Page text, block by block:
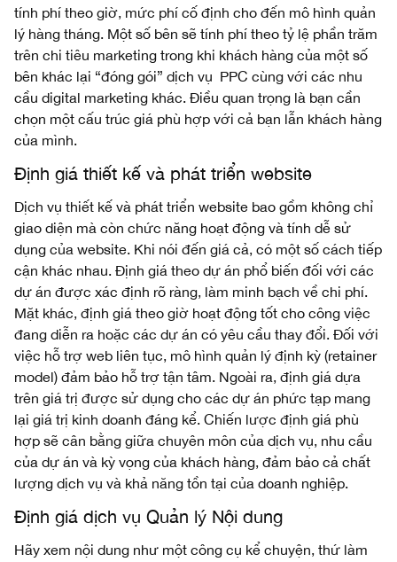
tính phí theo giờ, mức phí cố định cho đến mô hình quản
lý hàng tháng. Một số bên sẽ tính phí theo tỷ lệ phần trăm
trên chi tiêu marketing trong khi khách hàng của một số
bên khác lại “đóng gói” dịch vụ PPC cùng với các nhu
cầu digital marketing khác. Điều quan trọng là bạn cần
chọn một cấu trúc giá phù hợp với cả bạn lẫn khách hàng
của mình.
Định giá thiết kế và phát triển website
Dịch vụ thiết kế và phát triển website bao gồm không chỉ
giao diện mà còn chức năng hoạt động và tính dễ sử
dụng của website. Khi nói đến giá cả, có một số cách tiếp
cận khác nhau. Định giá theo dự án phổ biến đối với các
dự án được xác định rõ ràng, làm minh bạch về chi phí.
Mặt khác, định giá theo giờ hoạt động tốt cho công việc
đang diễn ra hoặc các dự án có yêu cầu thay đổi. Đối với
việc hỗ trợ web liên tục, mô hình quản lý định kỳ (retainer
model) đảm bảo hỗ trợ tận tâm. Ngoài ra, định giá dựa
trên giá trị được sử dụng cho các dự án phức tạp mang
lại giá trị kinh doanh đáng kể. Chiến lược định giá phù
hợp sẽ cân bằng giữa chuyên môn của dịch vụ, nhu cầu
của dự án và kỳ vọng của khách hàng, đảm bảo cả chất
lượng dịch vụ và khả năng tồn tại của doanh nghiệp.
Định giá dịch vụ Quản lý Nội dung
Hãy xem nội dung như một công cụ kể chuyện, thứ làm